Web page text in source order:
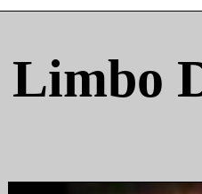
Limbo